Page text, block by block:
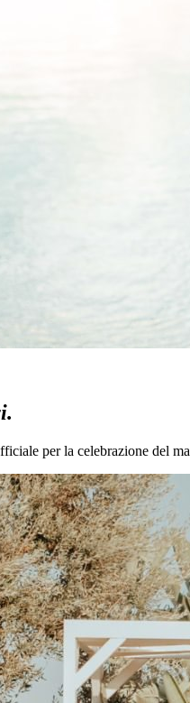
per la celebrazione del